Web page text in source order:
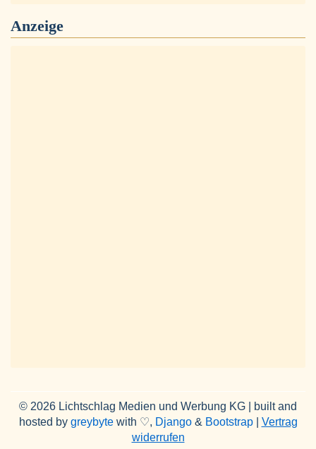
Anzeige
© 2026 Lichtschlag Medien und Werbung KG | built and
hosted by greybytewith ♡, Django& Bootstrap| Vertrag
widerrufen